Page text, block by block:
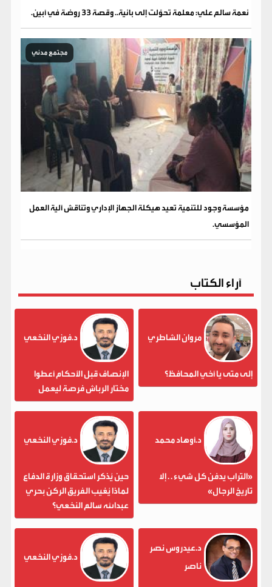
نعمة سالم علي: معلمة تحوّلت إلى بانية.. وقصة 33 روضة في أبين.
مجتمع مدني
مؤسسة وجود للتنمية تعيد هيكلة الجهاز الإداري وتناقش آلية العمل
المؤسسي.
آراء الكتاب
مروان الشاطري
إلى متى يا أخي المحافظ؟
د.فوزي النخعي
الإنصاف قبل الأحكام أعطوا
مختار الرباش فرصة ليعمل
د.أوهاد محمد
«التراب يدفن كل شيء . . إلا
تاريخ الرجال»
د.فوزي النخعي
حين يُذكر استحقاق وزارة الدفاع
لماذا يُغيب الفريق الركن بحري
عبدالله سالم النخعي؟
د.عيدروس نصر
ناصر
د.فوزي النخعي